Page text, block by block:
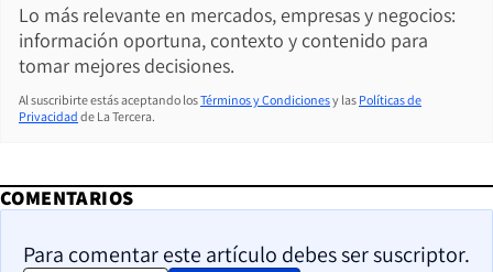
Lo más relevante en mercados, empresas y negocios:
información oportuna, contexto y contenido para
tomar mejores decisiones.
Al suscribirte estás aceptando losTérminos y Condicionesy las Políticas de
Privacidad de La Tercera.
COMENTARIOS
Para comentar este artículo debes ser suscriptor.